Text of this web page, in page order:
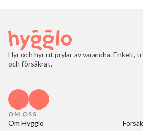
Hyr och hyr ut prylar av varandra. Enkelt,
och försäkrat.
OM OSS
Om Hygglo